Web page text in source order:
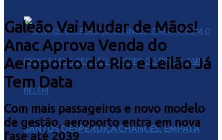
SANTOS DESPERDIÇA CHANCES, EMPATA
Galeão Vai Mudar de Mãos!
Anac Aprova Venda do
Aeroporto do Rio e Leilão Já
Tem Data
Com mais passageiros e novo modelo
de gestão, aeroporto entra em nova
fase até 2039